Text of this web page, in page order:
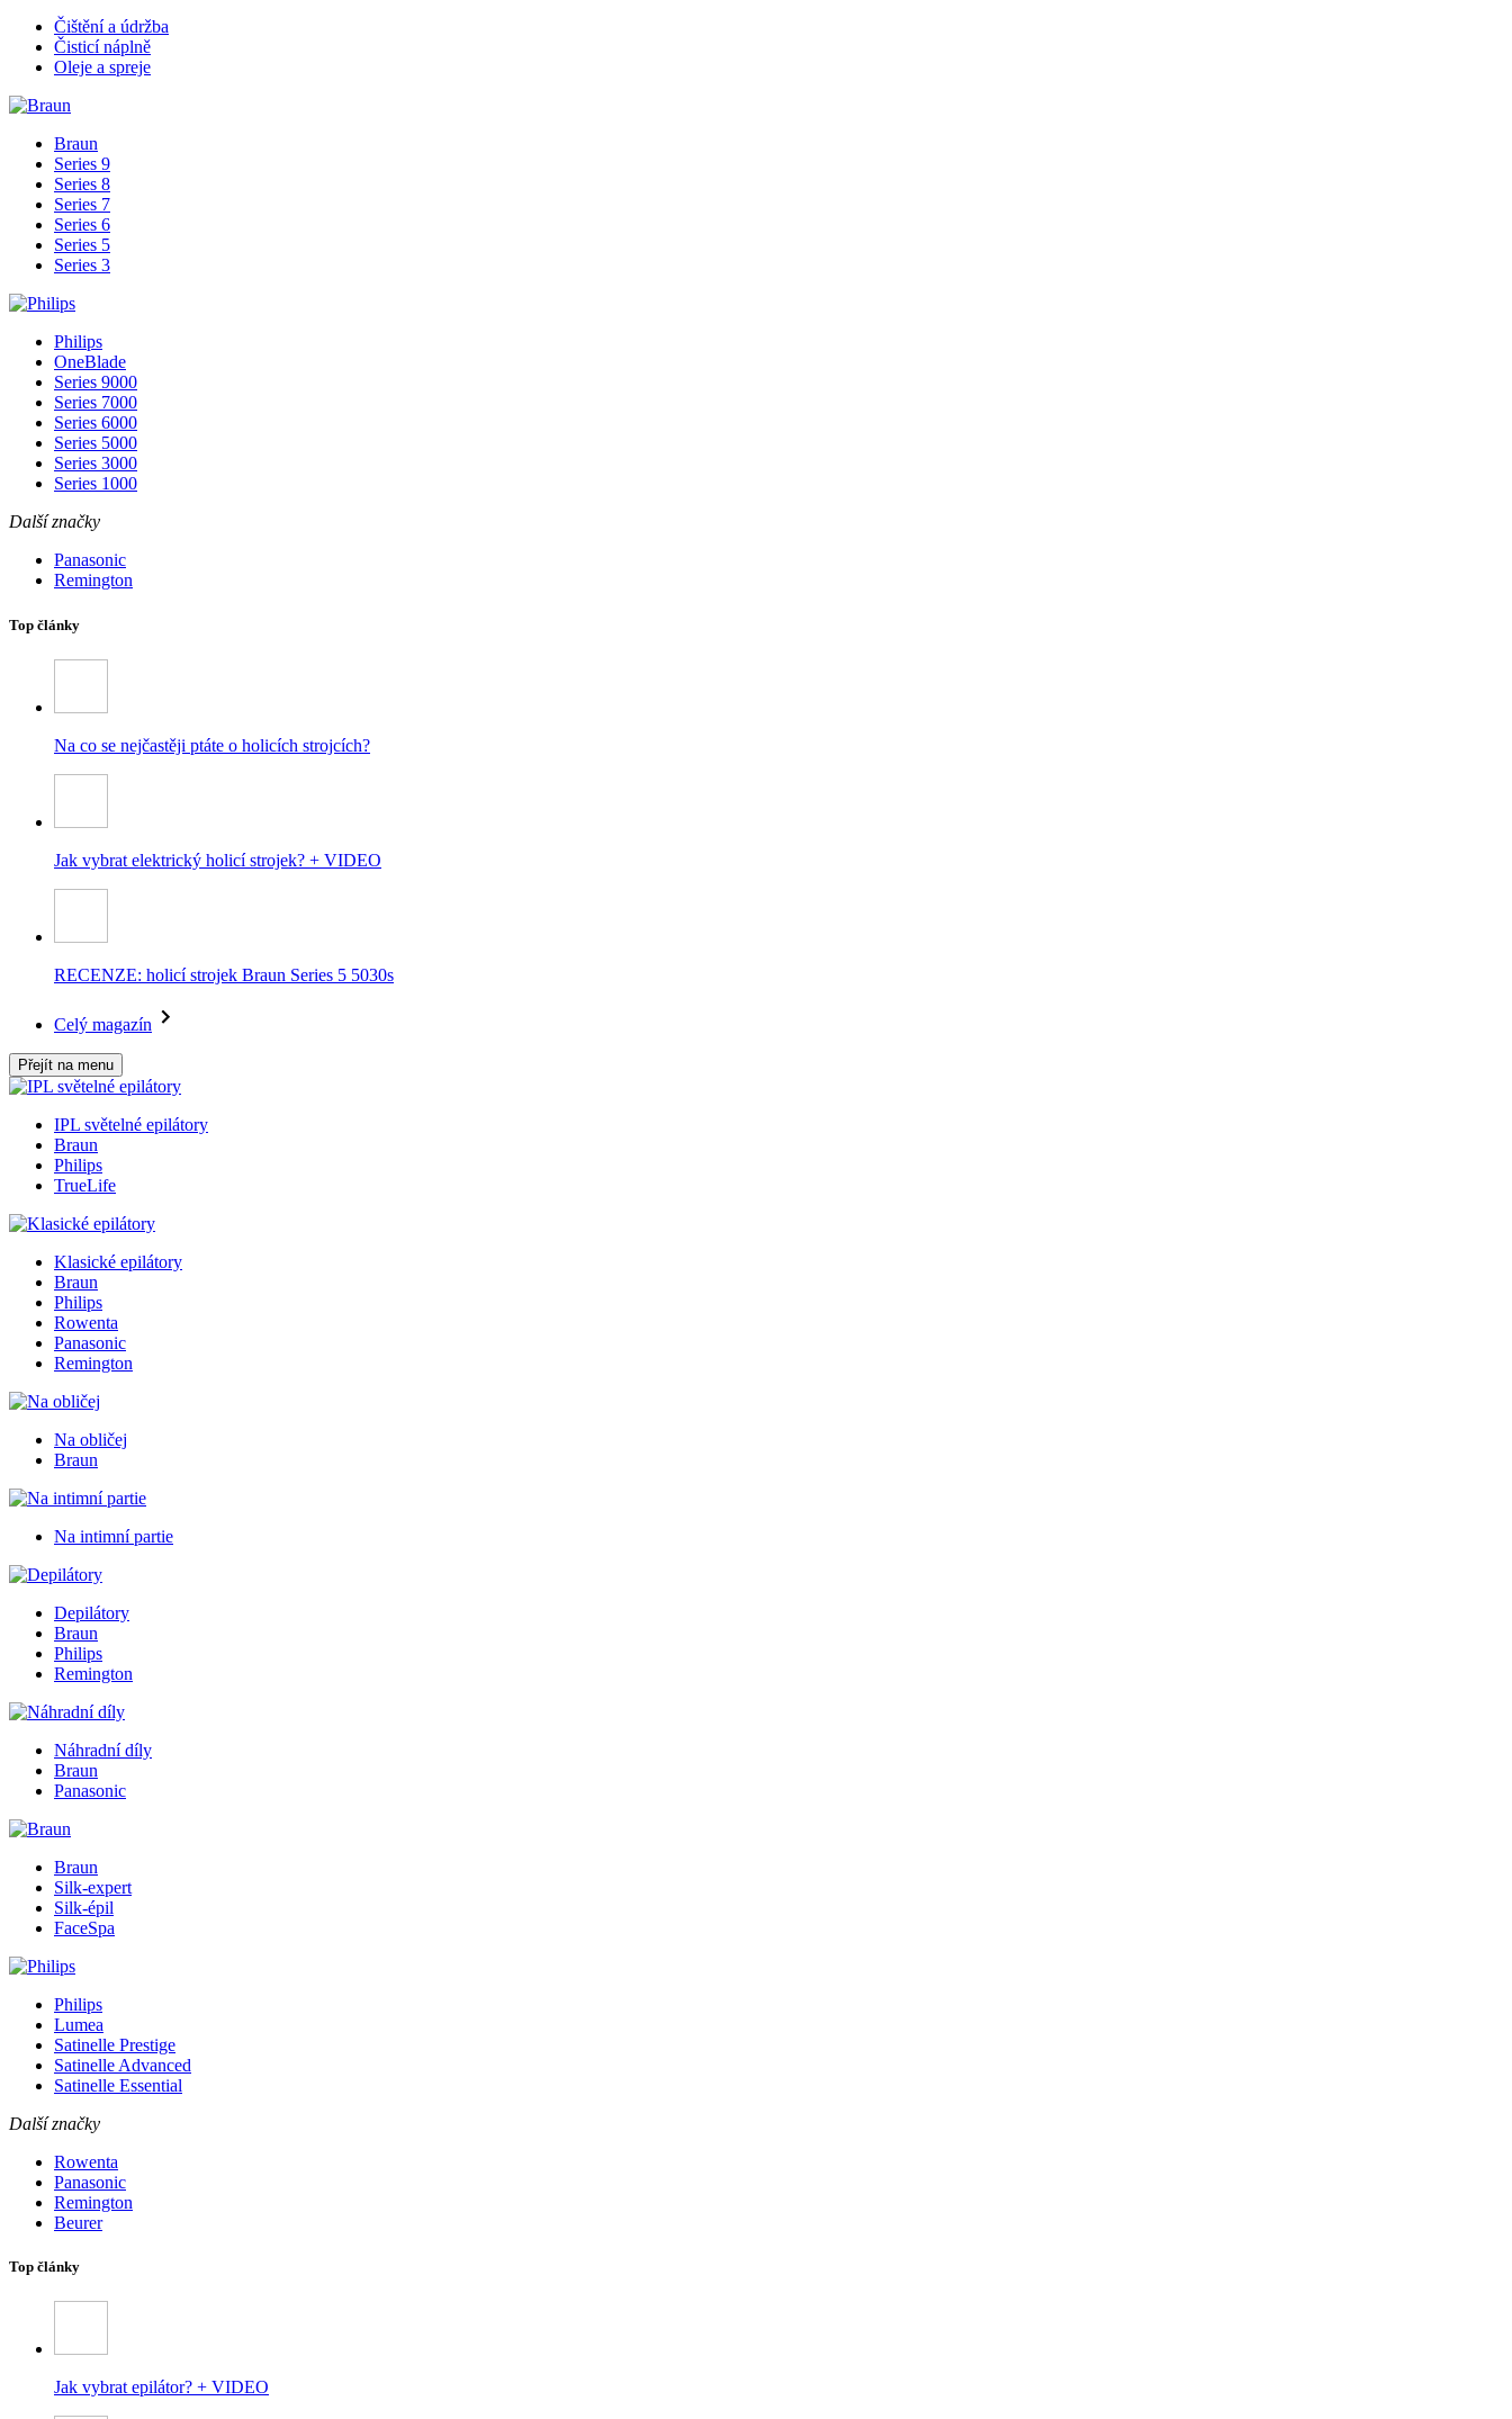
Čištění a údržba
Čisticí náplně
Oleje a spreje
Braun
Series 9
Series 8
Series 7
Series 6
Series 5
Series 3
Philips
OneBlade
Series 9000
Series 7000
Series 6000
Series 5000
Series 3000
Series 1000
Další značky
Panasonic
Remington
Top články
Na co se nejčastěji ptáte o holicích strojcích?
Jak vybrat elektrický holicí strojek? + VIDEO
RECENZE: holicí strojek Braun Series 5 5030s
Celý magazín
Přejít na menu
IPL světelné epilátory
Braun
Philips
TrueLife
Klasické epilátory
Braun
Philips
Rowenta
Panasonic
Remington
Na obličej
Braun
Na intimní partie
Depilátory
Braun
Philips
Remington
Náhradní díly
Braun
Panasonic
Braun
Silk-expert
Silk-épil
FaceSpa
Philips
Lumea
Satinelle Prestige
Satinelle Advanced
Satinelle Essential
Další značky
Rowenta
Panasonic
Remington
Beurer
Top články
Jak vybrat epilátor? + VIDEO